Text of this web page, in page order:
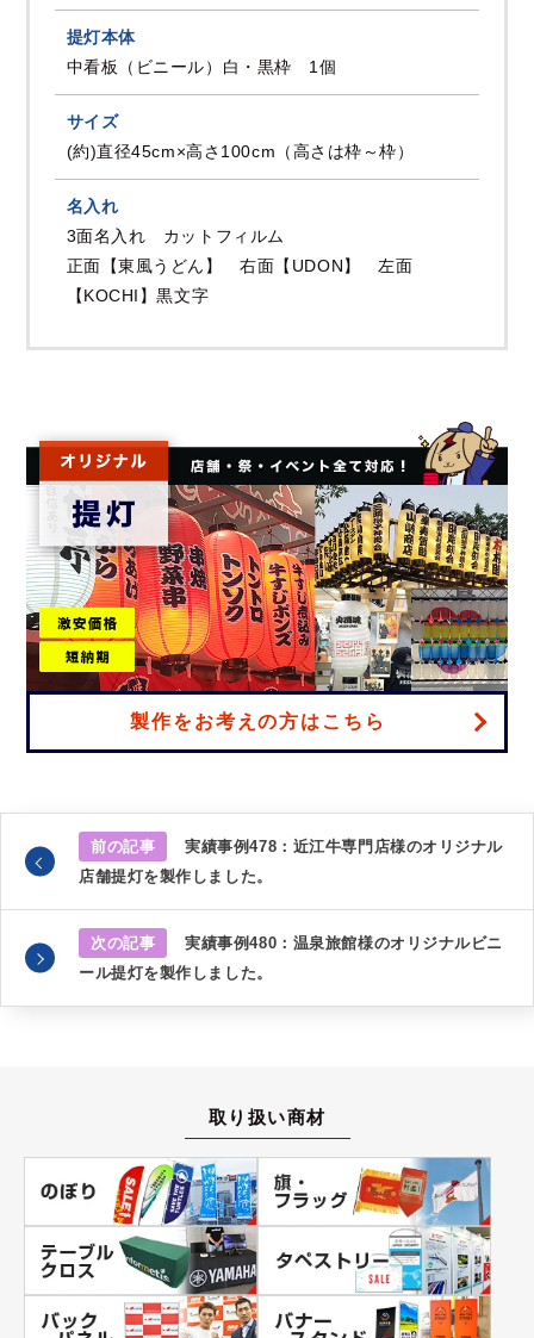
提灯本体
中看板（ビニール）白・黒枠 1個
サイズ
(約)直径45cm×高さ100cm（高さは枠～枠）
名入れ
3面名入れ カットフィルム
正面【東風うどん】 右面【UDON】 左面
【KOCHI】黒文字
製作をお考えの方はこちら
前の記事
実績事例478：近江牛専門店様のオリジナル
店舗提灯を製作しました。
次の記事
実績事例480：温泉旅館様のオリジナルビニ
ール提灯を製作しました。
取り扱い商材